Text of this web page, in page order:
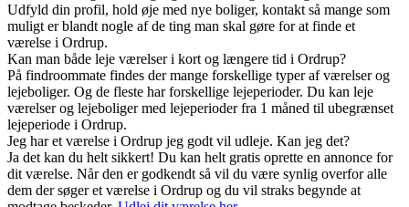
Udfyld din profil, hold øje med nye boliger, kontakt så mange som
muligt er blandt nogle af de ting man skal gøre for at finde et
værelse i Ordrup.
Kan man både leje værelser i kort og længere tid i Ordrup?
På findroommate findes der mange forskellige typer af værelser og
lejeboliger. Og de fleste har forskellige lejeperioder. Du kan leje
værelser og lejeboliger med lejeperioder fra 1 måned til ubegrænset
lejeperiode i Ordrup.
Jeg har et værelse i Ordrup jeg godt vil udleje. Kan jeg det?
Ja det kan du helt sikkert! Du kan helt gratis oprette en annonce for
dit værelse. Når den er godkendt så vil du være synlig overfor alle
dem der søger et værelse i Ordrup og du vil straks begynde at